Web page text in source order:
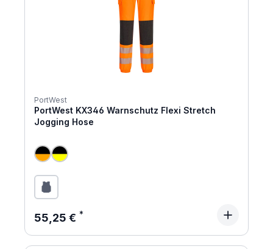
PortWest
PortWest KX346 Warnschutz Flexi Stretch
Jogging Hose
Regulärer Preis:
55,25 €